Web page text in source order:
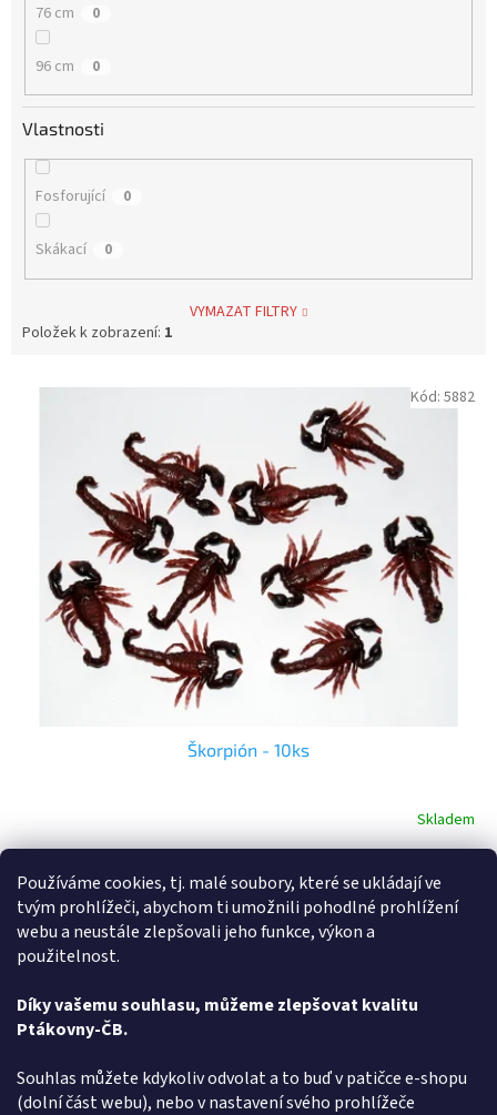
Používáme cookies, tj. malé soubory, které se ukládají ve
tvým prohlížeči, abychom ti umožnili pohodlné prohlížení
webu a neustále zlepšovali jeho funkce, výkon a
použitelnost.
Díky vašemu souhlasu, můžeme zlepšovat kvalitu
Ptákovny-ČB.
Souhlas můžete kdykoliv odvolat a to buď v patičce e-shopu
(dolní část webu), nebo v nastavení svého prohlížeče
76 cm 0
96 cm 0
Vlastnosti
Fosforující 0
Skákací 0
VYMAZAT FILTRY
Položek k zobrazení: 1
Škorpión - 10ks
Skladem
70 Kč Do košíku
Máte smysl pro humor a hledáte - Škorpión - 10ks - vyberte si v
rodinném e-shopu ptakoviny-cb.cz. Doručujeme po celé České
republice. Škorpion velký 6cm. Deset kusů v balení.
Kód: 5882
l
á
Způsob ověřování recenzí